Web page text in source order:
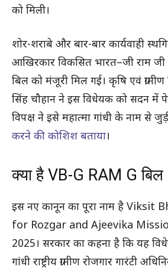
को मिली।
शोर-शराबे और बार-बार कार्यवाही
आखिरकार विकसित भारत–जी राम
बिल को मंजूरी मिल गई। कृषि एवं ग्रामीण
सिंह चौहान ने इस विधेयक को सदन में
विपक्ष ने इसे महात्मा गांधी के नाम से
करने की कोशिश बताया।
क्या है VB-G RAM G बिल
इस नए कानून का पूरा नाम है Viksit
for Rozgar and Ajeevika
2025। सरकार का कहना है कि यह
गांधी राष्ट्रीय ग्रामीण रोजगार गारंटी